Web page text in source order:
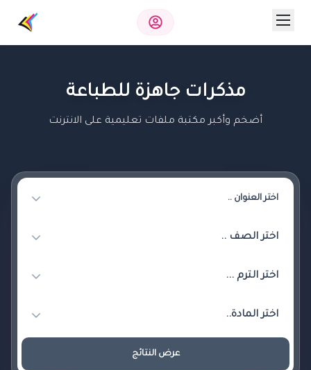
مذكرات جاهزة للطباعة
أضخم وأكبر مكتبة ملفات تعليمية على الانترنت
عرض النتائج